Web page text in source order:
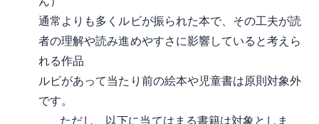
通常よりも多くルビが振られた本で、その工夫が読
者の理解や読み進めやすさに影響していると考えら
れる作品
ルビがあって当たり前の絵本や児童書は原則対象外
です。
ただし、以下に当てはまる書籍は対象としま